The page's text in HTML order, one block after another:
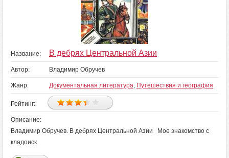
Название: В дебрях Центральной Азии
Автор: Владимир Обручев
Жанр: Документальная литература, Путешествия и география
Рейтинг:
Описание:
Владимир Обручев. В дебрях Центральной Азии Мое знакомство с
кладоиск